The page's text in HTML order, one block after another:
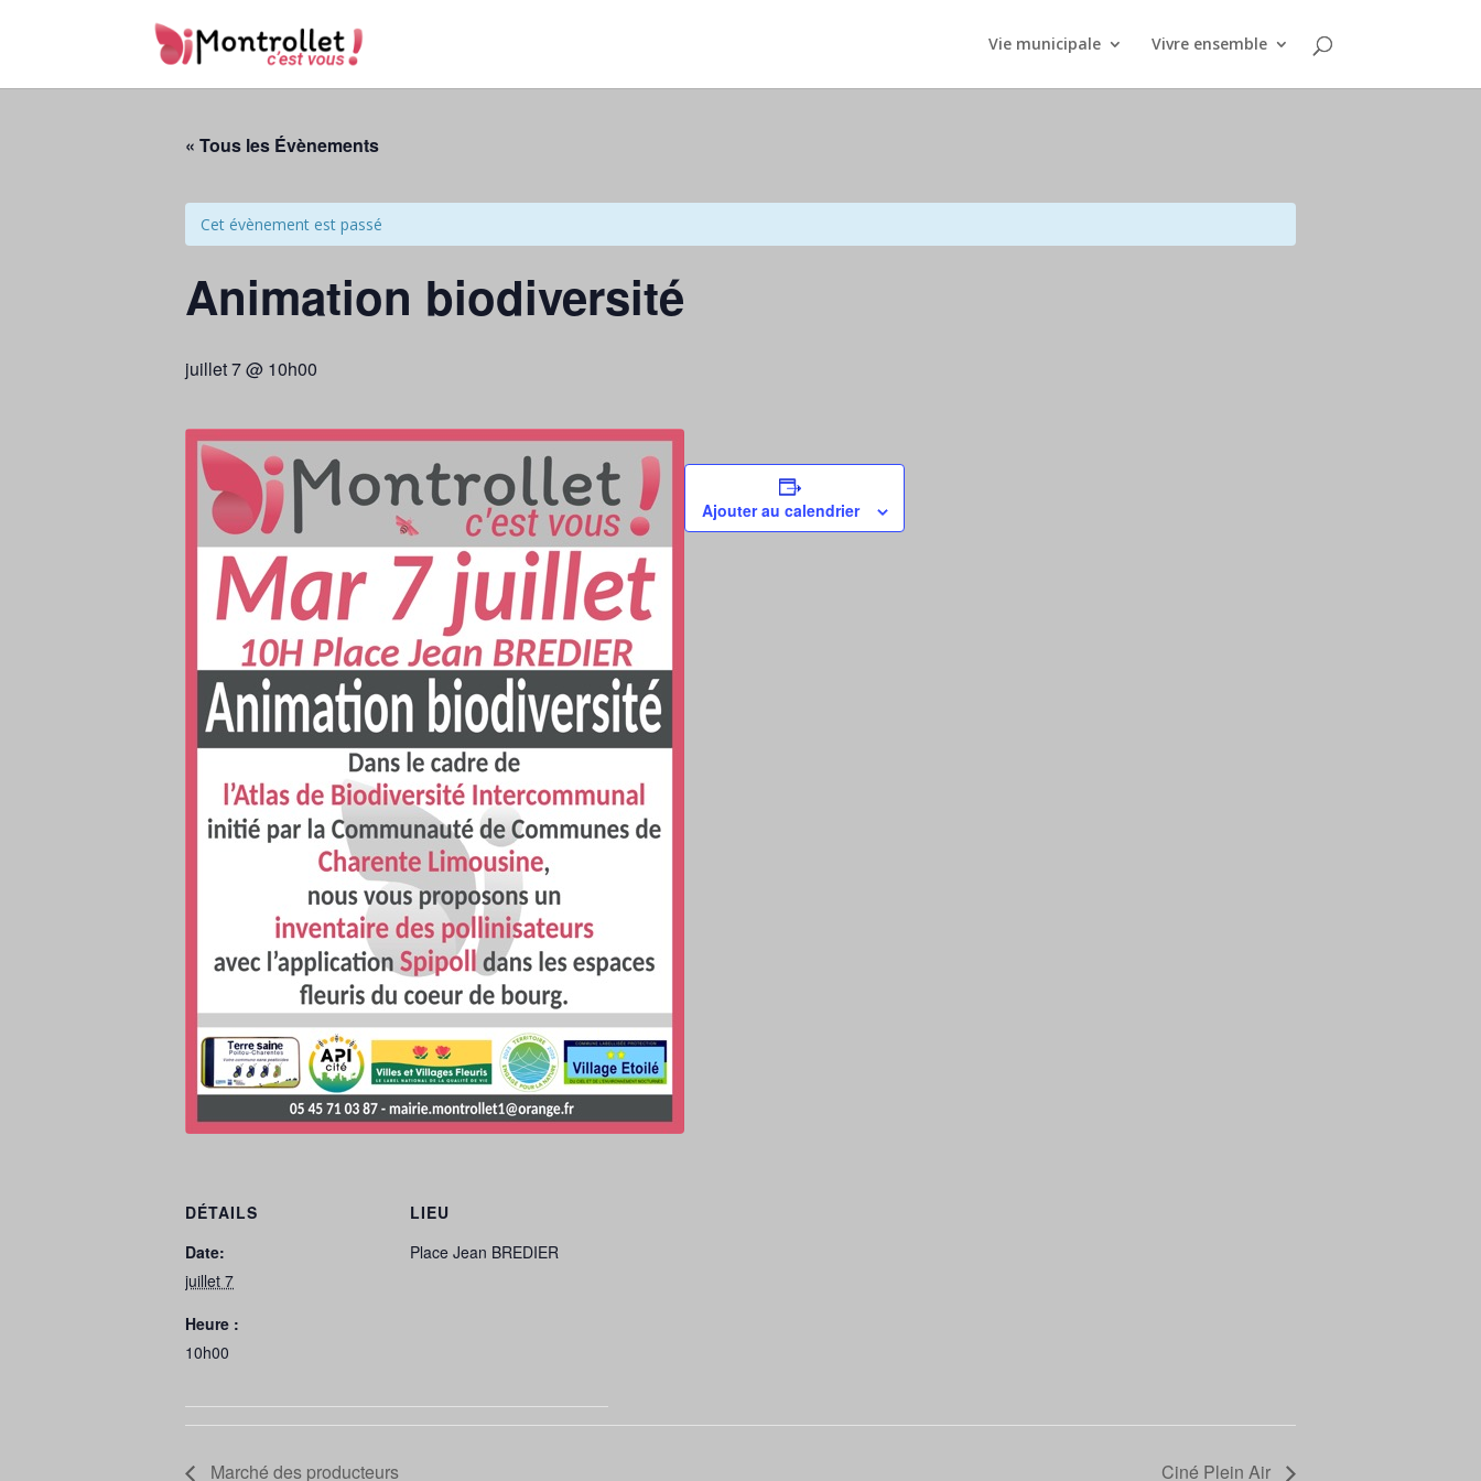
Vie municipale Vivre ensemble
« Tous les Évènements
Cet évènement est passé
Animation biodiversité
juillet 7 @ 10h00
Ajouter au calendrier
DÉTAILS
Date:
juillet 7
Heure :
10h00
LIEU
Place Jean BREDIER
Marché des producteurs Ciné Plein Air